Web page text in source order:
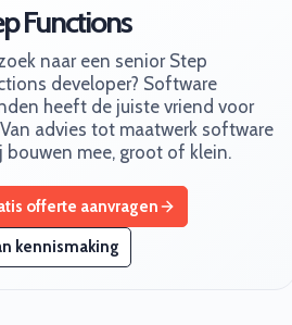
Functions
naar een senior Step
developer? Software
heeft de juiste vriend voor
advies tot maatwerk software
bouwen mee, groot of klein.
offerte aanvragen
kennismaking